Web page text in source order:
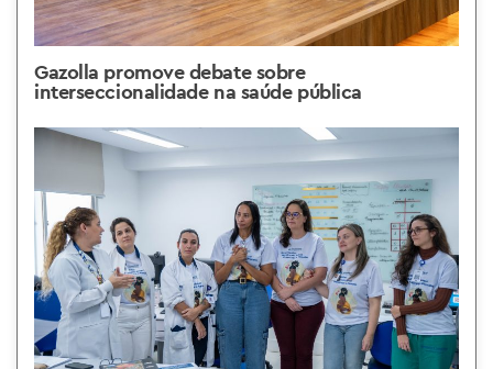
Gazolla promove debate sobre
interseccionalidade na saúde pública